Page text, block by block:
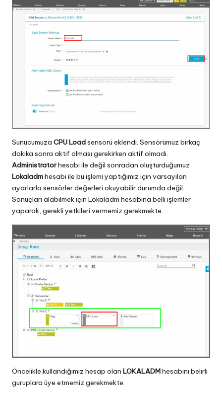
Sunucumuza CPU Loadsensörü eklendi. Sensörümüz birkaç
dakika sonra aktif olması gerekirken aktif olmadı.
Administratorhesabı ile değil sonradan oluşturduğumuz
Lokaladmhesabı ile bu işlemi yaptığımız için varsayılan
ayarlarla sensörler değerleri okuyabilir durumda değil.
Sonuçları alabilmek için Lokaladm hesabına belli işlemler
yaparak, gerekli yetkileri vermemiz gerekmekte.
Öncelikle kullandığımız hesap olan LOKALADMhesabını belirli
guruplara üye etmemiz gerekmekte.